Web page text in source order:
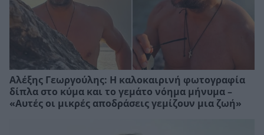
Αλέξης Γεωργούλης: Η καλοκαιρινή φωτογραφία
δίπλα στο κύμα και το γεμάτο νόημα μήνυμα –
«Αυτές οι μικρές αποδράσεις γεμίζουν μια ζωή»